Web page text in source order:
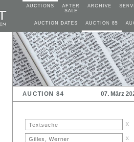
AUCTIONS
AFTER
SALE
ARCHIVE
AUCTION DATES AUCTION 85
AUCTION 84 07. März
x
x